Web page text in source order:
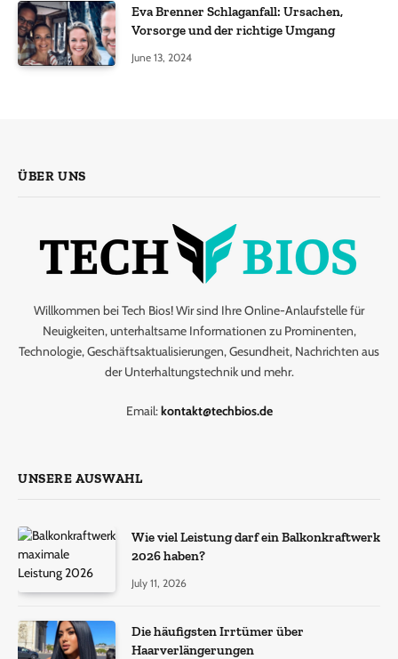
Eva Brenner Schlaganfall: Ursachen,
Vorsorge und der richtige Umgang
June 13, 2024
ÜBER UNS
Willkommen bei Tech Bios! Wir sind Ihre Online-Anlaufstelle für
Neuigkeiten, unterhaltsame Informationen zu Prominenten,
Technologie, Geschäftsaktualisierungen, Gesundheit, Nachrichten aus
der Unterhaltungstechnik und mehr.
Email:kontakt@techbios.de
UNSERE AUSWAHL
Wie viel Leistung darf ein Balkonkraftwerk
2026 haben?
July 11, 2026
Die häufigsten Irrtümer über
Haarverlängerungen